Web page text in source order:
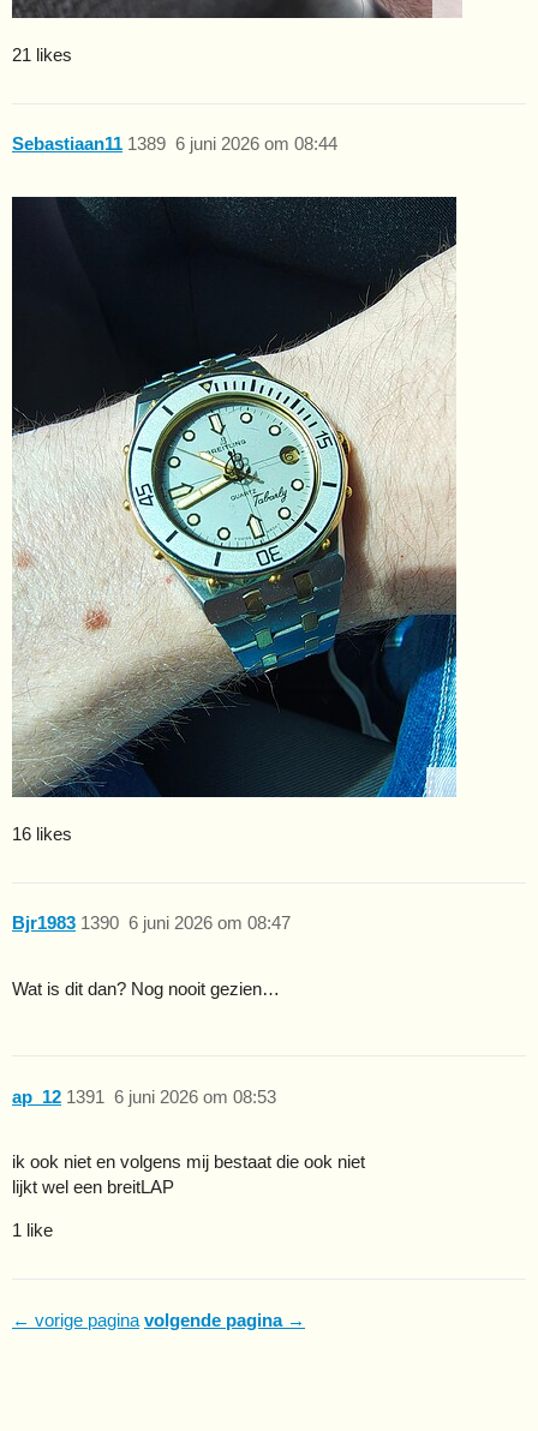
21 likes
Sebastiaan11 6 juni 2026 om 08:44
1389
16 likes
Bjr1983 6 juni 2026 om 08:47
1390
Wat is dit dan? Nog nooit gezien…
ap_12 6 juni 2026 om 08:53
1391
ik ook niet en volgens mij bestaat die ook niet
lijkt wel een breitLAP
1 like
← vorige pagina volgende pagina →